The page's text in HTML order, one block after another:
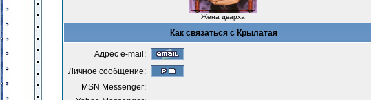
Жена дварха
Как связаться с Крылатая
Адрес e-mail:
Личное сообщение:
MSN Messenger: